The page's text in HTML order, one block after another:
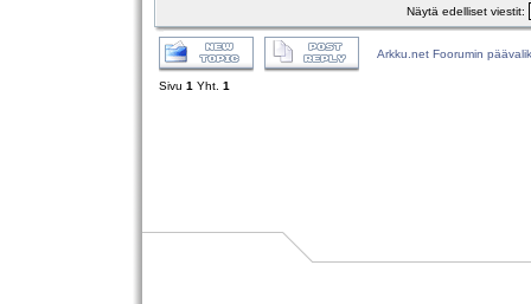
Näytä edelliset viestit:
Arkku.net Foorumin
Sivu 1 Yht. 1